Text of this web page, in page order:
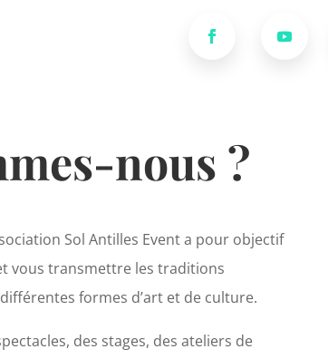
nous ?
Sol Antilles Event a pour objectif
vous transmettre les traditions
formes d’art et de culture.
des stages, des ateliers de